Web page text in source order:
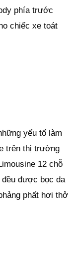
phía trước
chiếc xe toát
yếu tố làm
trên thị trường
12 chỗ
được bọc da
phất hơi thở